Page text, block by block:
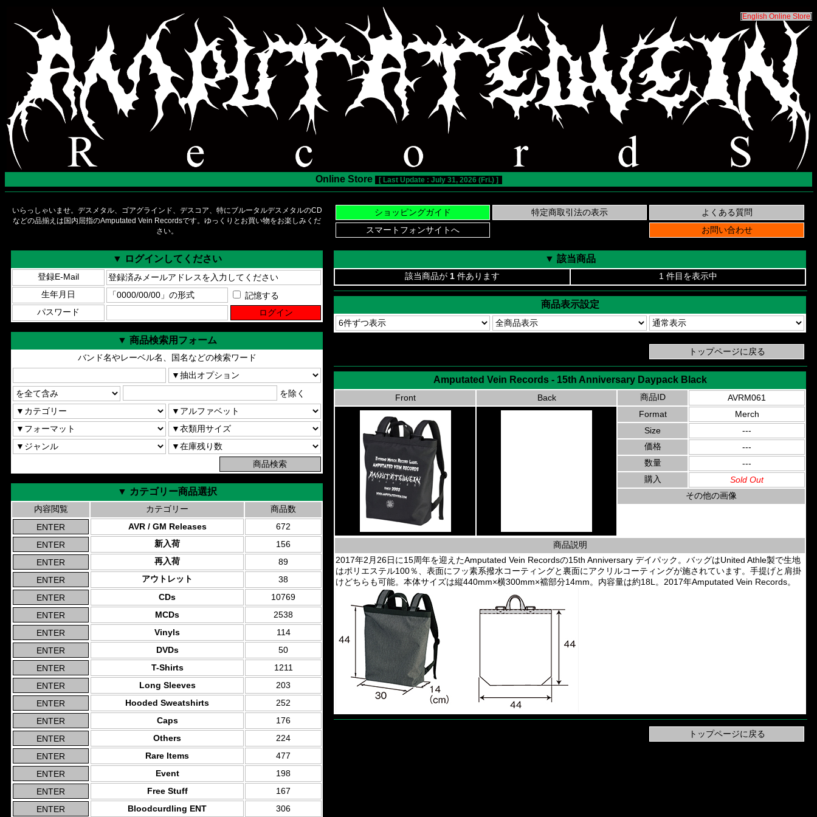
[English Online Store]
Online Store [ Last Update : July 31, 2026 (Fri.) ]
いらっしゃいませ。デスメタル、ゴアグラインド、デスコア、特にブルータルデスメタルのCD
などの品揃えは国内屈指のAmputated Vein Recordsです。ゆっくりとお買い物をお楽しみくだ
さい。
▼ ログインしてください
登録E-Mail
生年月日
記憶する
パスワード
▼ 商品検索用フォーム
バンド名やレーベル名、国名などの検索ワード
を除く
▼ カテゴリー商品選択
内容閲覧 カテゴリー
商品数
AVR / GM Releases
672
新入荷
156
再入荷
89
アウトレット
38
CDs
10769
MCDs
2538
Vinyls
114
DVDs
50
T-Shirts
1211
Long Sleeves
203
Hooded Sweatshirts
252
Caps
176
Others
224
Rare Items
477
Event
198
Free Stuff
167
Bloodcurdling ENT
306
▼ 該当商品
該当商品が 1 件あります 1 件目を表示中
商品表示設定
Amputated Vein Records - 15th Anniversary Daypack Black
Front Back 商品ID
AVRM061
Format
Merch
Size
---
価格
---
数量
---
購入
Sold Out
その他の画像
商品説明
2017年2月26日に15周年を迎えたAmputated Vein Recordsの15th Anniversary デイパック。バッグはUnited Athle製で生地
はポリエステル100％、表面にフッ素系撥水コーティングと裏面にアクリルコーティングが施されています。手提げと肩掛
けどちらも可能。本体サイズは縦440mm×横300mm×襠部分14mm。内容量は約18L。2017年Amputated Vein Records。